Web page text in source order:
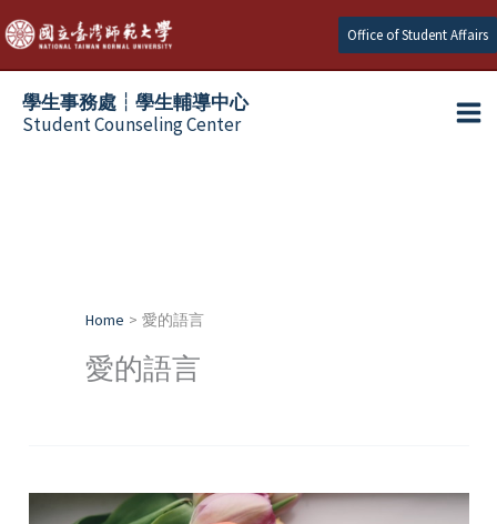
Skip
to
content
Office of Student Affairs
學生事務處┆學生輔導中心
Student Counseling Center
Home 愛的語言
愛的語言